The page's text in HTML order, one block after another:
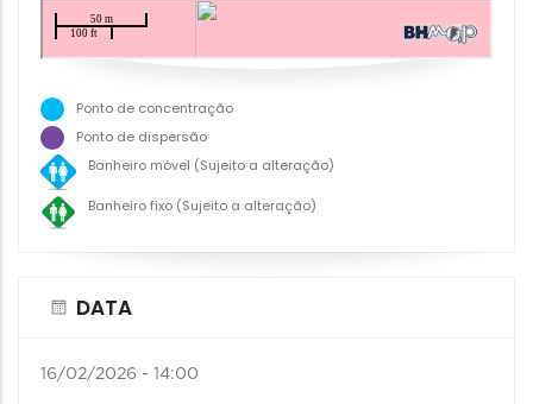
Ponto de concentração
Ponto de dispersão
Banheiro móvel (Sujeito a alteração)
Banheiro fixo (Sujeito a alteração)
DATA
16/02/2026 - 14:00